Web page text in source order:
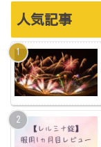
人気記事